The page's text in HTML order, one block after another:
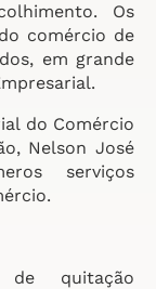
Os
comércio de
em grande
do Comércio
Nelson José
serviços
quitação